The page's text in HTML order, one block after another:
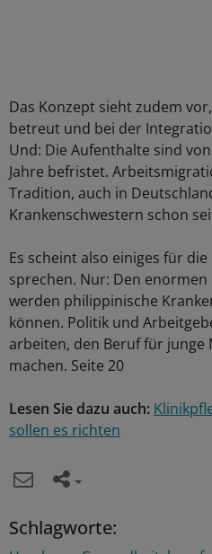
Das Konzept sieht zudem
betreut und bei der
Und: Die Aufenthalte sind
Jahre befristet.
Tradition, auch in
Krankenschwestern schon
Es scheint also einiges für
sprechen. Nur: Den
werden philippinische
können. Politik und
arbeiten, den Beruf für junge
machen. Seite 20
Lesen Sie dazu auch:
sollen es richten
Schlagworte: